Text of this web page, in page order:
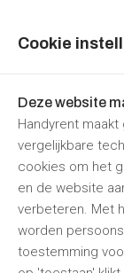
GEHL R105
€ 157,30€
Prijzen zijn
Nu reserveren
Pol & Dekker
Vorige
Cookie
Deze website
Handyrent
vergelijkbare
cookies om het
en de website
verbeteren. Met
worden
toestemming